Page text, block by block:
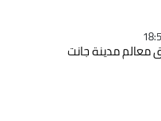
مدينة جانت